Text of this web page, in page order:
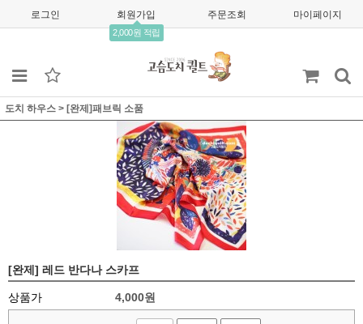
로그인 회원가입
2,000원 적립
주문조회 마이페이지
도치 하우스 > [완제]패브릭 소품
[완제] 레드 반다나 스카프
상품가 4,000원